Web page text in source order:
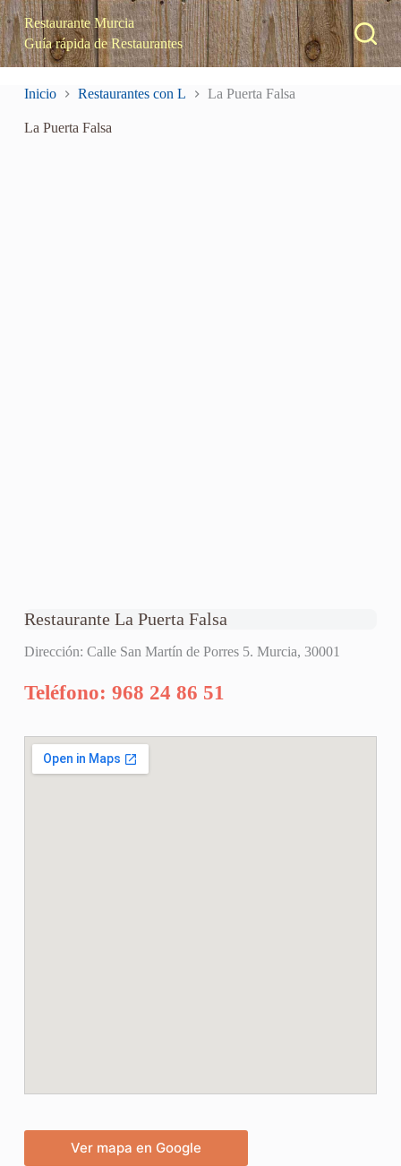
S
a
l
t
Restaurante Murcia
Guía rápida de Restaurantes
Inicio Restaurantes con L La Puerta Falsa
La Puerta Falsa
Restaurante La Puerta Falsa
Dirección: Calle San Martín de Porres 5. Murcia, 30001
Teléfono: 968 24 86 51
Ver mapa en Google